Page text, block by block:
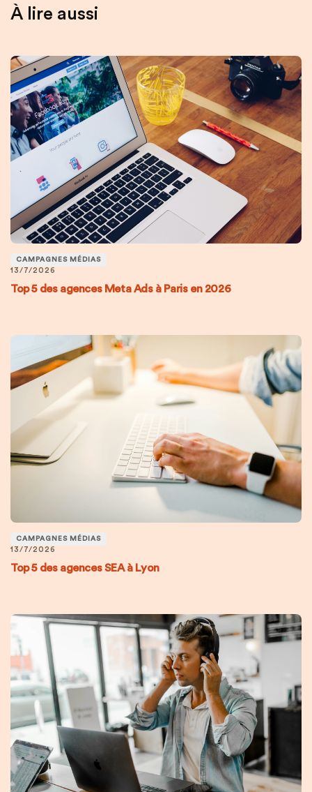
À lire aussi
CAMPAGNES MÉDIAS
13/7/2026
Top 5 des agences Meta Ads à Paris en 2026
CAMPAGNES MÉDIAS
13/7/2026
Top 5 des agences SEA à Lyon